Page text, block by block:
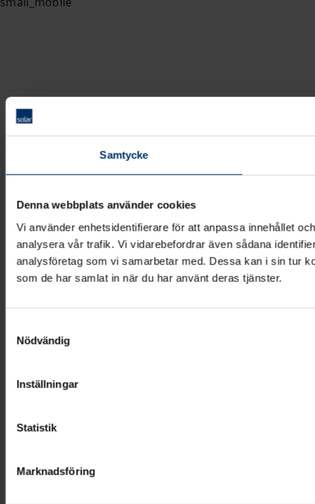
Samtycke
Denna webbplats använder cookies
Vi använder enhetsidentifierare för att anpassa innehållet
analysera vår trafik. Vi vidarebefordrar även sådana
analysföretag som vi samarbetar med. Dessa kan i sin tur
som de har samlat in när du har använt deras tjänster.
Nödvändig
Inställningar
Statistik
Marknadsföring